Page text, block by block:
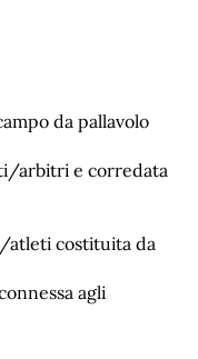
da pallavolo
arbitri e corredata
atleti costituita da
agli